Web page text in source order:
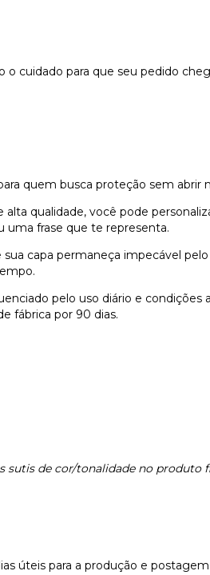
o cuidado para que seu pedido
quem busca proteção sem abrir
qualidade, você pode
uma frase que te representa.
capa permaneça impecável
pelo uso diário e
fábrica por 90 dias.
sutis de cor/tonalidade no produto
úteis para a produção e